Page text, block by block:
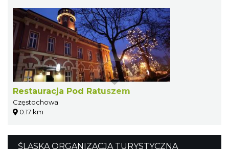
Restauracja Pod Ratuszem
Częstochowa
0.17 km
ŚLĄSKA ORGANIZACJA TURYSTYCZNA